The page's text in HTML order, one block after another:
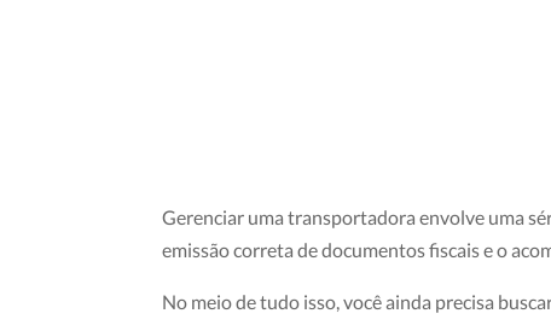
Gerenciar uma transportadora envolve uma
emissão correta de documentos fiscais e o
No meio de tudo isso, você ainda precisa